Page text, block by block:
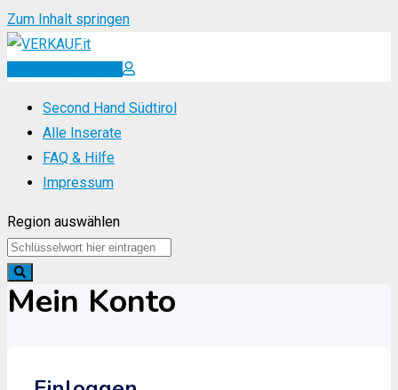
Zum Inhalt springen
Inserat erstellen
Second Hand Südtirol
Alle Inserate
FAQ & Hilfe
Impressum
Region auswählen
Mein Konto